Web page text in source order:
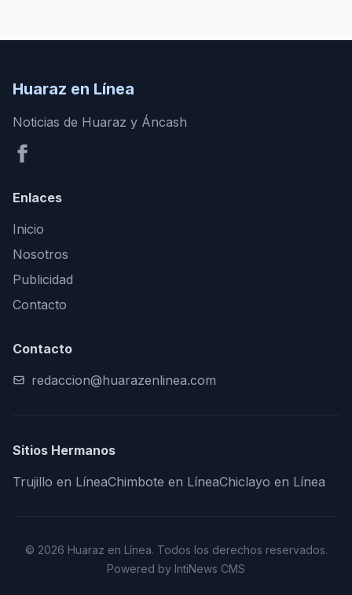
Huaraz en Línea
Noticias de Huaraz y Áncash
Enlaces
Inicio
Nosotros
Publicidad
Contacto
Contacto
redaccion@huarazenlinea.com
Sitios Hermanos
Trujillo en LíneaChimbote en LíneaChiclayo en Línea
© 2026 Huaraz en Línea. Todos los derechos reservados.
Powered by IntiNews CMS